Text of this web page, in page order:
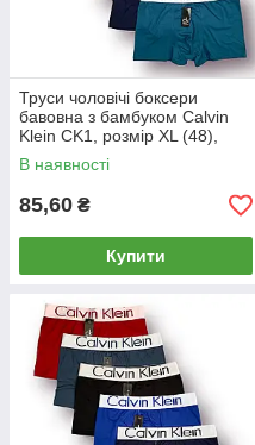
Труси чоловічі боксери
бавовна з бамбуком Calvin
Klein CK1, розмір XL (48),
асорті, 03214
В наявності
85,60 ₴
Купити